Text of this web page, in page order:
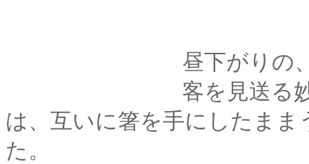
昼下がりの、赤
客を見送る妙をじっ
は、互いに箸を手にしたま
た。